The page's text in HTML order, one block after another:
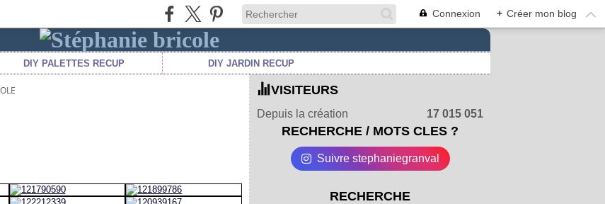
Connexion + Créer mon blog
DIY PALETTES RECUP DIY JARDIN RECUP
VISITEURS
Depuis la création 17 015 051
RECHERCHE / MOTS CLES ?
Suivre stephaniegranval
RECHERCHE